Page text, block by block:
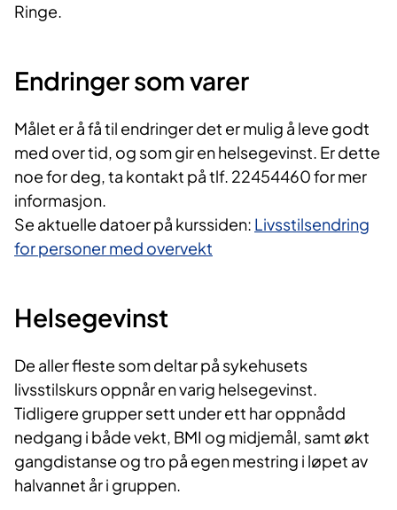
Ringe.
Endringer som varer​
Målet er å få til endringer det er mulig å le​ve godt
med over tid, og som gir en helsegevinst. Er dette
noe for deg, ta kontakt på tlf. 22454460 for mer
informasjon.
Se aktuelle datoer på kurssiden: Livsstilsendring
for personer med overvekt
Helsegevinst​
De aller fleste som deltar på sykehusets
livsstilskurs oppnår en varig helsegevinst.
Tidligere grupper sett under ett har oppnådd
nedgang i både vekt, BMI og midjemål, samt økt
gangdistanse og tro på egen mestring i løpet av
halvannet år i gruppen.